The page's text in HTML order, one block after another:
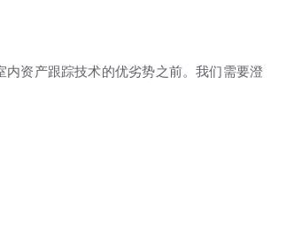
资产跟踪技术的优劣势之前。我们需要澄